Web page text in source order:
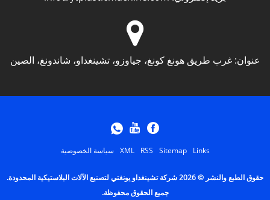
عنوان: غرب طريق هونغ كونغ، جياوزو، تشينغداو، شاندونغ، الصين
Links
Sitemap
RSS
XML سياسة الخصوصية
حقوق الطبع والنشر © 2026 شركة تشينغداو يونغتي لتصنيع الآلات البلاستيكية المحدودة.
جميع الحقوق محفوظة.